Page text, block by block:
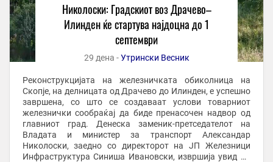
Николоски: Градскиот воз Драчево–
Илинден ќе стартува најдоцна до 1
септември
29 дена -Утрински Весник
Реконструкцијата на железничката обиколница на
Скопје, на делницата од Драчево до Илинден, е успешно
завршена, со што се создаваат услови товарниот
железнички сообраќај да биде пренасочен надвор од
главниот град. Денеска заменик-претседателот на
Владата и министер за транспорт Александар
Николоски, заедно со директорот на ЈП Железници
Инфраструктура Синиша Ивановски, извршија увид на